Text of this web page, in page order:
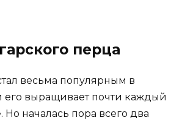
перца
весьма популярным в
его выращивает почти каждый
Но началась пора всего два